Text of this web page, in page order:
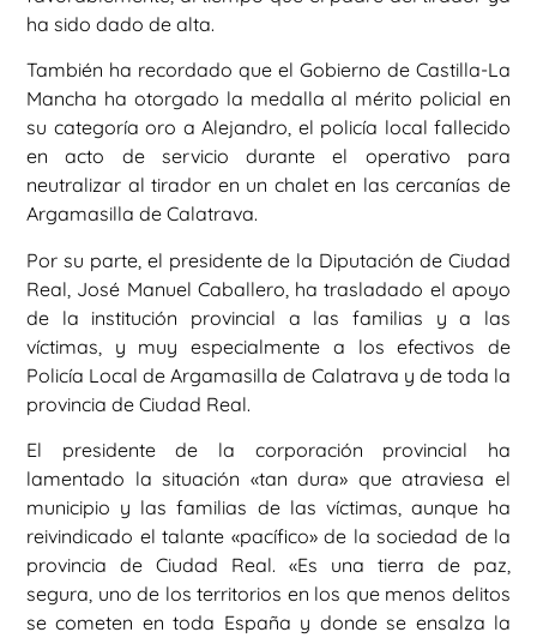
ha sido dado de alta.
También ha recordado que el Gobierno de Castilla-La
Mancha ha otorgado la medalla al mérito policial en
su categoría oro a Alejandro, el policía local fallecido
en acto de servicio durante el operativo para
neutralizar al tirador en un chalet en las cercanías de
Argamasilla de Calatrava.
Por su parte, el presidente de la Diputación de Ciudad
Real, José Manuel Caballero, ha trasladado el apoyo
de la institución provincial a las familias y a las
víctimas, y muy especialmente a los efectivos de
Policía Local de Argamasilla de Calatrava y de toda la
provincia de Ciudad Real.
El presidente de la corporación provincial ha
lamentado la situación «tan dura» que atraviesa el
municipio y las familias de las víctimas, aunque ha
reivindicado el talante «pacífico» de la sociedad de la
provincia de Ciudad Real. «Es una tierra de paz,
segura, uno de los territorios en los que menos delitos
se cometen en toda España y donde se ensalza la